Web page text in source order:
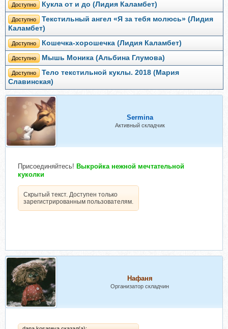
Доступно Кукла от и до (Лидия Каламбет)
Доступно
Текстильный ангел «Я за тебя молюсь» (Лидия
Каламбет)
Доступно Кошечка-хорошечка (Лидия Каламбет)
Доступно Мышь Моника (Альбина Глумова)
Доступно
Тело текстильной куклы. 2018 (Мария
Славинская)
Sermina
Активный складчик
Присоединяйтесь! Выкройка нежной мечтательной
куколки
Скрытый текст. Доступен только
зарегистрированным пользователям.
Нафаня
Организатор складчин